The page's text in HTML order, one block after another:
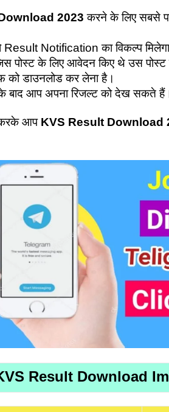
2023 करने के लिए सबसे
Notification का विकल्प मिलेगा
पोस्ट के लिए आवेदन किए थे उस पोस्ट
को डाउनलोड कर लेना है।
बाद आप अपना रिजल्ट को देख सकते
करके आपKVS Result Download
Result Download